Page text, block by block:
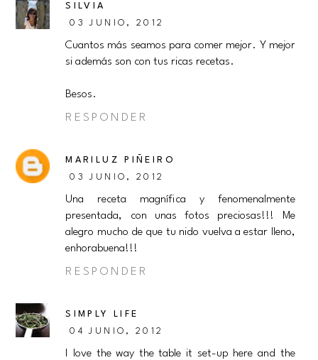
SILVIA
03 JUNIO, 2012
Cuantos más seamos para comer mejor. Y mejor
si además son con tus ricas recetas.
Besos.
RESPONDER
MARILUZ PIÑEIRO
03 JUNIO, 2012
Una receta magnífica y fenomenalmente
presentada, con unas fotos preciosas!!! Me
alegro mucho de que tu nido vuelva a estar lleno,
enhorabuena!!!
RESPONDER
SIMPLY LIFE
04 JUNIO, 2012
I love the way the table it set-up here and the